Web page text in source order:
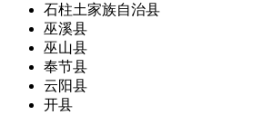
石柱土家族自治县
巫溪县
巫山县
奉节县
云阳县
开县